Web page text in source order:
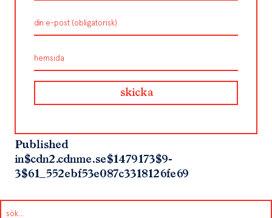
Published
in$cdn2.cdnme.se$1479173$9-
3$61_552ebf53e087c3318126fe69